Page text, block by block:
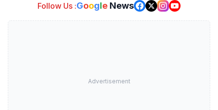
Follow Us :Google News
Advertisement